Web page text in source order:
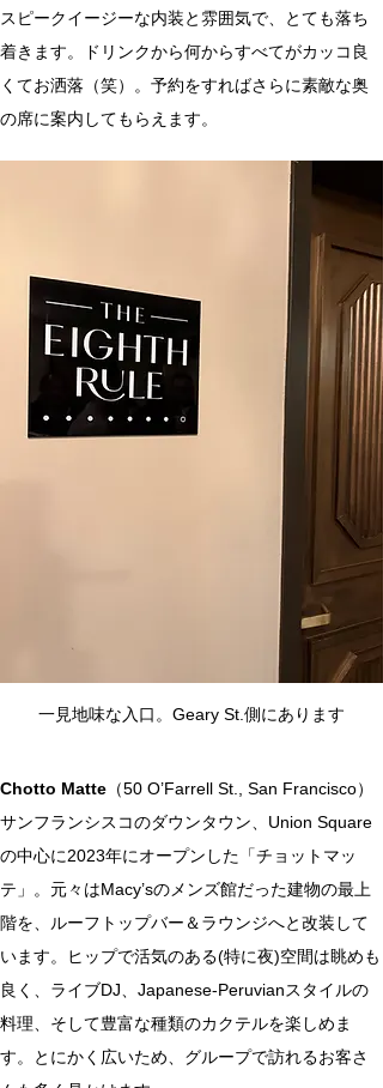
スピークイージーな内装と雰囲気で、とても落ち
着きます。ドリンクから何からすべてがカッコ良
くてお洒落（笑）。予約をすればさらに素敵な奥
の席に案内してもらえます。
一見地味な入口。Geary St.側にあります
Chotto Matte （50 O’Farrell St., San Francisco）
サンフランシスコのダウンタウン、Union Square
の中心に2023年にオープンした「チョットマッ
テ」。元々はMacy’sのメンズ館だった建物の最上
階を、ルーフトップバー＆ラウンジへと改装して
います。ヒップで活気のある(特に夜)空間は眺めも
良く、ライブDJ、Japanese-Peruvianスタイルの
料理、そして豊富な種類のカクテルを楽しめま
す。とにかく広いため、グループで訪れるお客さ